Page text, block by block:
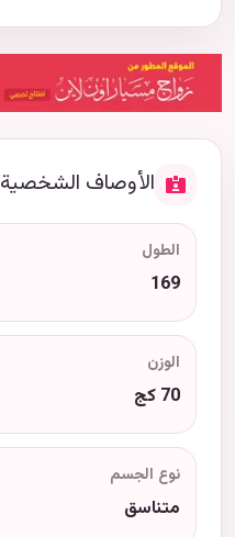
الأوصاف الشخصية
الطول
169
الوزن
70 كج
نوع الجسم
متناسق